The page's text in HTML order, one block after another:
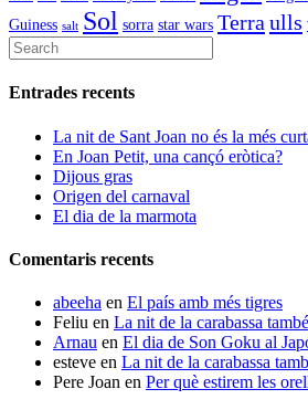
Guiness salt Sol sorra star wars Terra ulls
Entrades recents
La nit de Sant Joan no és la més
En Joan Petit, una cançó eròtica?
Dijous gras
Origen del carnaval
El dia de la marmota
Comentaris recents
abeeha en El país amb més tigres
Feliu en La nit de la carabassa
Arnau en El dia de Son Goku al
esteve en La nit de la carabassa
Pere Joan en Per què estirem les